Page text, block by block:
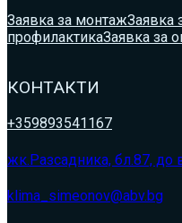
Заявка за монтажЗаявка
профилактикаЗаявка за
КОНТАКТИ
+359893541167
жк.Разсадника, бл.87, до
klima_simeonov@abv.bg